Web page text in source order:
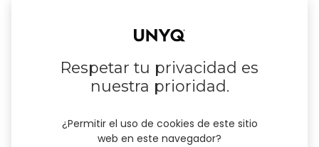
Respetar tu privacidad es
nuestra prioridad.
¿Permitir el uso de cookies de este sitio
web en este navegador?